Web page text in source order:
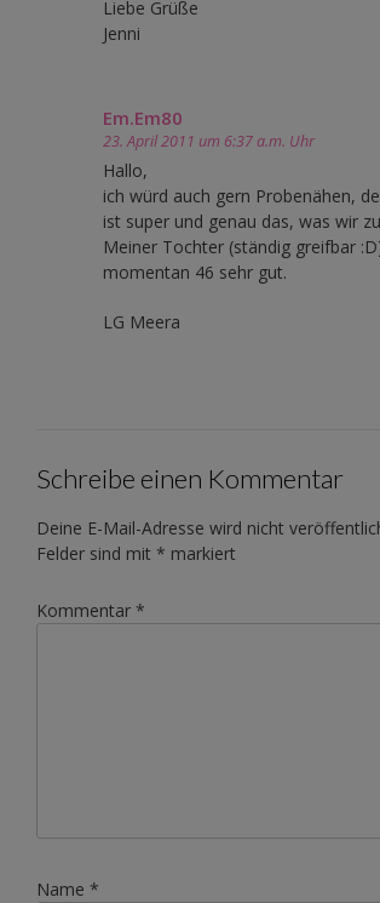
Liebe Grüße
Jenni
Em.Em80
23. April 2011 um 6:37 a.m. Uhr
Hallo,
ich würd auch gern Probenähen,
ist super und genau das, was wir
Meiner Tochter (ständig greifbar
momentan 46 sehr gut.
LG Meera
Schreibe einen Kommentar
Deine E-Mail-Adresse wird nicht
Felder sind mit * markiert
Kommentar *
Name *